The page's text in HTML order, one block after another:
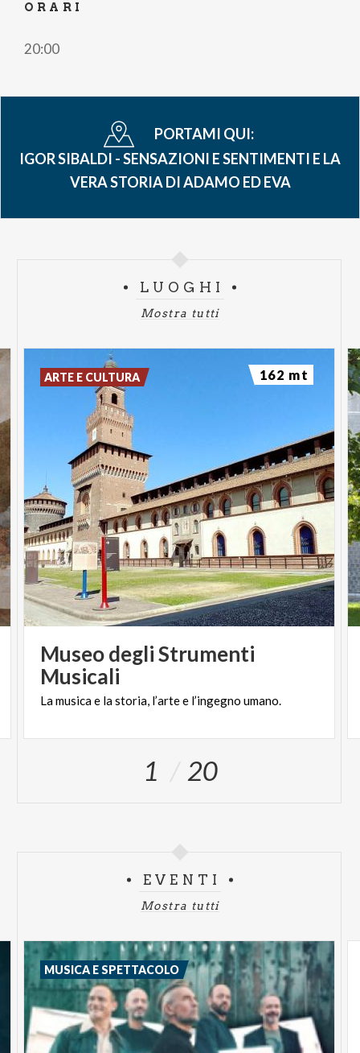
ORARI
20:00
PORTAMI QUI:
IGOR SIBALDI - SENSAZIONI E SENTIMENTI E LA
VERA STORIA DI ADAMO ED EVA
LUOGHI
Mostra tutti
Museo degli Strumenti
Musicali
Lamusicae lastoria, l’artee l’ingegno umano.
ARTE E CULTURA 162 mt
1 20
EVENTI
Mostra tutti
MUSICA E SPETTACOLO